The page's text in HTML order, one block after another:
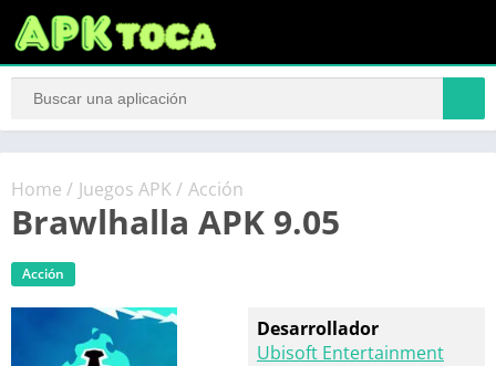
Home / Juegos APK/ Acción
Brawlhalla APK 9.05
Acción
Desarrollador
Ubisoft Entertainment